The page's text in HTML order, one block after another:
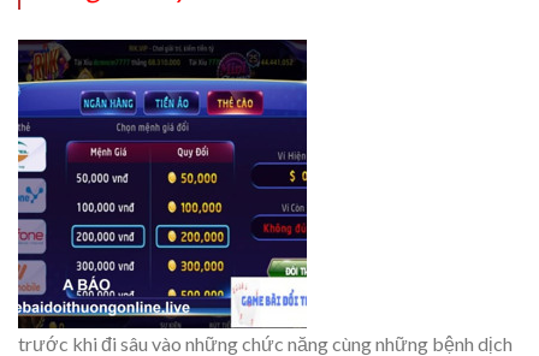
trước khi đi sâu vào những chức năng cùng những bệnh dịch